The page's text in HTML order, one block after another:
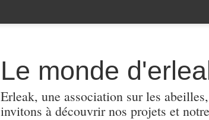
Le monde
Erleak, une association sur les
invitons à découvrir nos projets et